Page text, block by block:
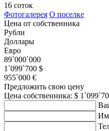
16 соток
Фотогалерея О поселке
Цена от собственника
Рубли
Доллары
Евро
89`000`000
1`099`700 $
955`000 €
Предложить свою цену
Цена собственника: $